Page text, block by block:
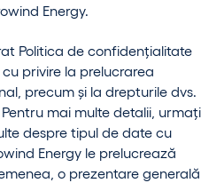
Energy.
Politica de confidențialitate
privire la prelucrarea
precum și la drepturile dvs.
mai multe detalii, urmați
despre tipul de date cu
Energy le prelucrează
o prezentare generală